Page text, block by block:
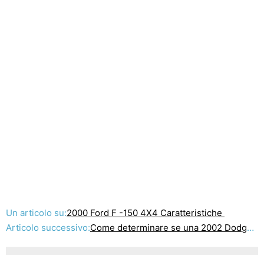
Un articolo su:2000 Ford F -150 4X4 Caratteristiche
Articolo successivo:Come determinare se una 2002 Dodge Ram 1500 4.7 litri V8 può trainare un Jayco 26BH